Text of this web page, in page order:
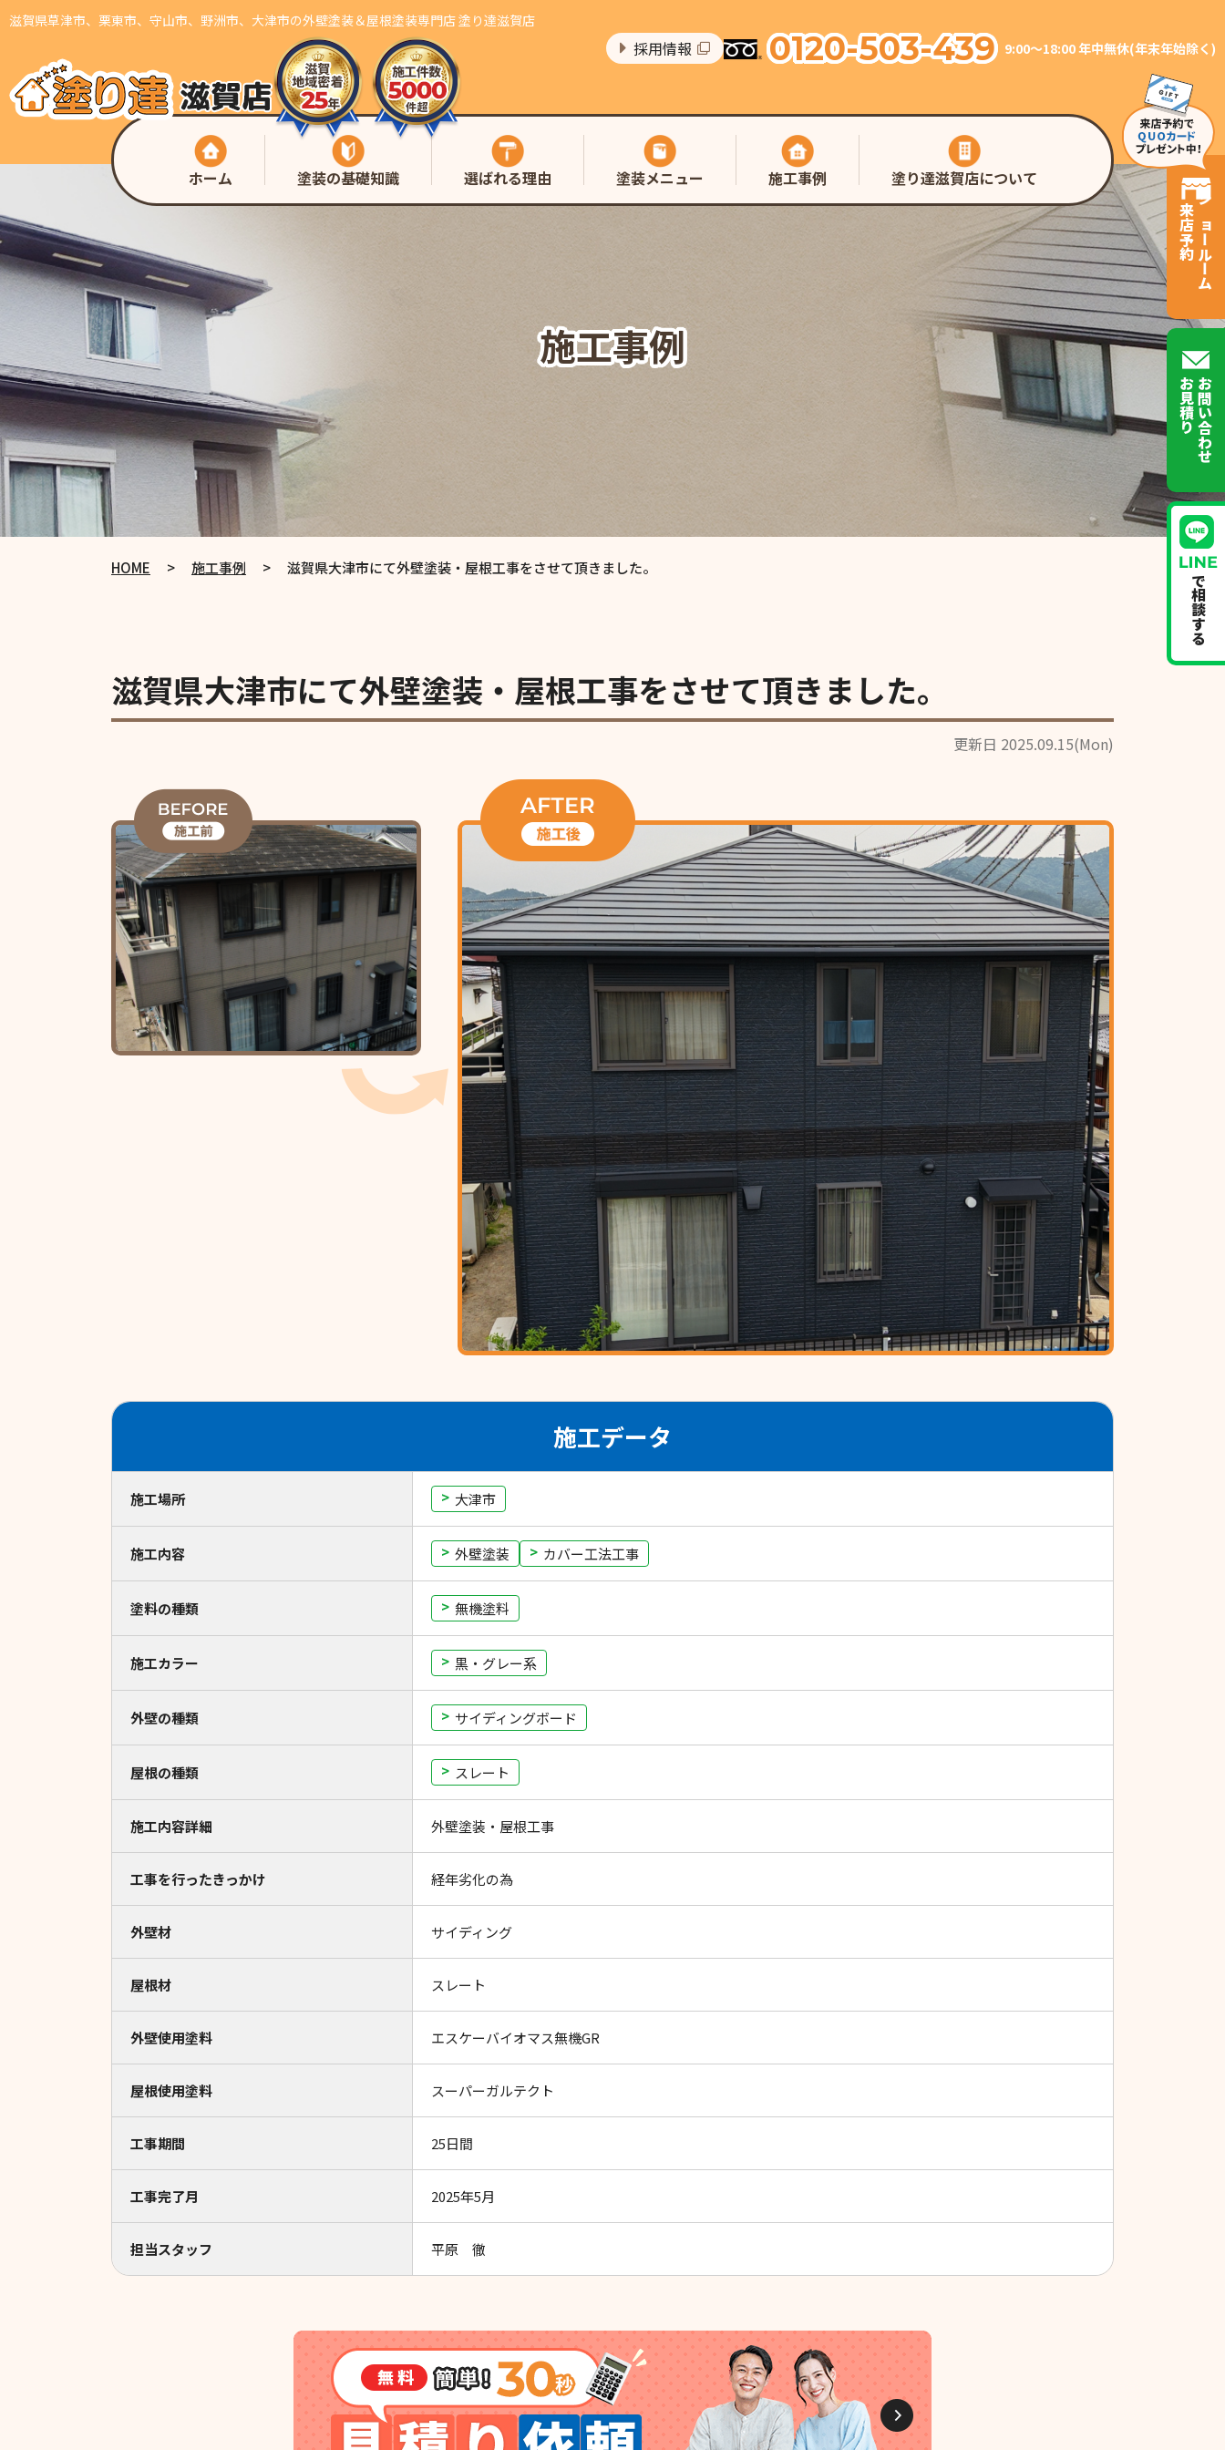
滋賀県草津市、栗東市、守山市、野洲市、大津市の外壁塗装＆屋根塗装専門店 塗り達滋賀店
採用情報 0120-503-439 9:00～18:00 年中無休(年末年始除く)
ホーム 塗装の基礎知識 選ばれる理由 塗装メニュー 施工事例 塗り達滋賀店について
施工事例
HOME > 施工事例 > 滋賀県大津市にて外壁塗装・屋根工事をさせて頂きました。
滋賀県大津市にて外壁塗装・屋根工事をさせて頂きました。
更新日 2025.09.15(Mon)
施工データ
施工場所 大津市
施工内容 外壁塗装 カバー工法工事
塗料の種類 無機塗料
施工カラー 黒・グレー系
外壁の種類 サイディングボード
屋根の種類 スレート
施工内容詳細 外壁塗装・屋根工事
工事を行ったきっかけ 経年劣化の為
外壁材 サイディング
屋根材 スレート
外壁使用塗料 エスケーバイオマス無機GR
屋根使用塗料 スーパーガルテクト
工事期間 25日間
工事完了月 2025年5月
担当スタッフ 平原 徹
ショールーム
来店予約
お問い合わせ
お見積り
で相談する